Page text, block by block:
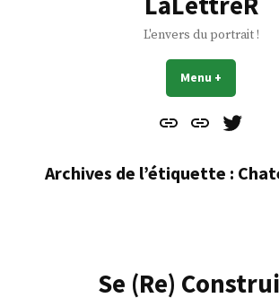
L'envers du portrait !
Menu +
Contact
À
Mes
Archives de l’étiquette :
Se (Re)